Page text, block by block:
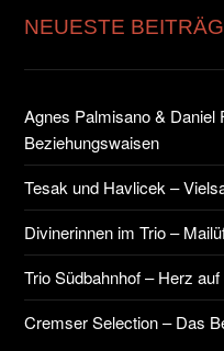
NEUESTE
Agnes Palmisano & Daniel
Beziehungswaisen
Tesak und Havlicek –
Divinerinnen im Trio –
Trio Südbahnhof – Herz
Cremser Selection – Das